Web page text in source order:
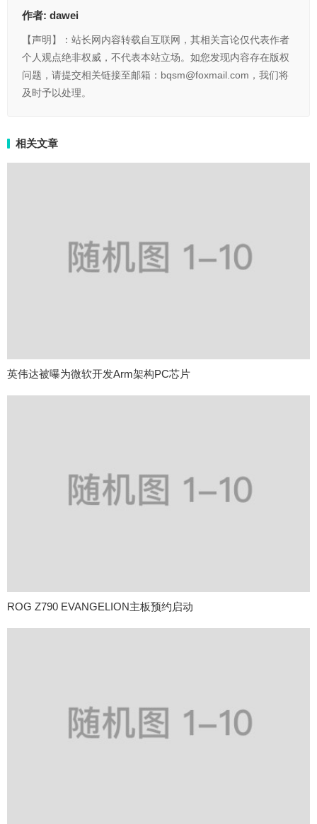
作者: dawei
【声明】：站长网内容转载自互联网，其相关言论仅代表作者
个人观点绝非权威，不代表本站立场。如您发现内容存在版权
问题，请提交相关链接至邮箱：bqsm@foxmail.com，我们将
及时予以处理。
相关文章
英伟达被曝为微软开发Arm架构PC芯片
ROG Z790 EVANGELION主板预约启动